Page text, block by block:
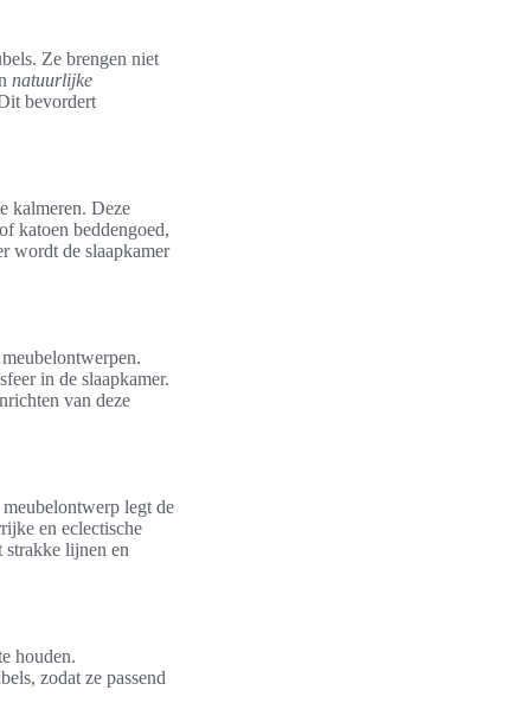
Ze brengen niet
natuurlijke
bevordert
kalmeren. Deze
katoen beddengoed,
wordt de slaapkamer
in de slaapkamer.
van deze
legt de
en eclectische
strakke lijnen en
houden.
zodat ze passend